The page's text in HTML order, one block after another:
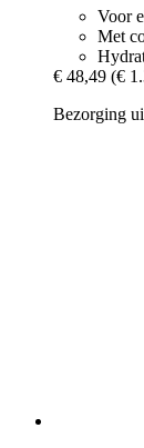
Voor
Met
€ 48,49 (€
Bezorging